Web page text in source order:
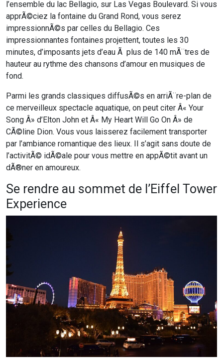
l’ensemble du lac Bellagio, sur Las Vegas Boulevard. Si vous
apprÃ©ciez la fontaine du Grand Rond, vous serez
impressionnÃ©s par celles du Bellagio. Ces
impressionnantes fontaines projettent, toutes les 30
minutes, d’imposants jets d’eau Ã plus de 140 mÃ¨tres de
hauteur au rythme des chansons d’amour en musiques de
fond.
Parmi les grands classiques diffusÃ©s en arriÃ¨re-plan de
ce merveilleux spectacle aquatique, on peut citer Â« Your
Song Â» d’Elton John et Â« My Heart Will Go On Â» de
CÃ©line Dion. Vous vous laisserez facilement transporter
par l’ambiance romantique des lieux. Il s’agit sans doute de
l’activitÃ© idÃ©ale pour vous mettre en appÃ©tit avant un
dÃ®ner en amoureux.
Se rendre au sommet de l’Eiffel Tower
Experience